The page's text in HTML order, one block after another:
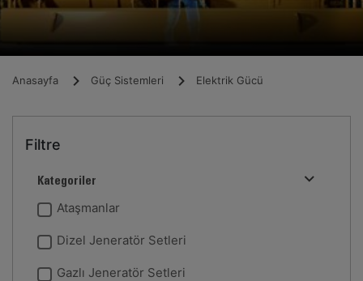
Anasayfa Güç Sistemleri Elektrik Gücü
Filtre
Kategoriler
Ataşmanlar
Dizel Jeneratör Setleri
Gazlı Jeneratör Setleri